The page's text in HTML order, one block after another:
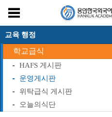
교육 행정
학교급식
HAFS 게시판
운영게시판
위탁급식 게시판
오늘의식단